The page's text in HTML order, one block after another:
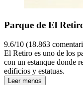
Parque de El
9.6/10 (18.863
El Retiro es uno de los
con un estanque donde
edificios y estatuas.
Leer menos